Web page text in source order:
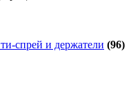
спрей и держатели (96)